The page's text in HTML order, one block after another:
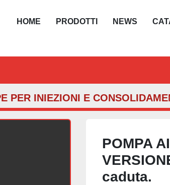
HOME PRODOTTI NEWS
PER INIEZIONI E
POMPA
caduta.